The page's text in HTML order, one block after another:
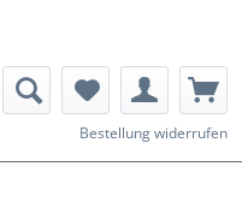
Bestellung widerrufen